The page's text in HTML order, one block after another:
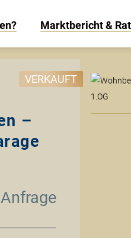
Marktbericht &
VERKAUFT
–